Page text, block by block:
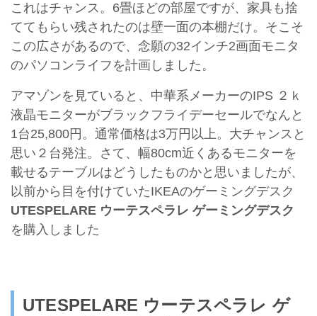
これはチャンス。6畳ほどの部屋ですが、家具も捨
ててもらい残されたのは壁一面の本棚だけ。そこそ
この広さがあるので、念願の32インチ2画面モニタ
のパソコンライフを計画しました。
アマゾンを見ていると、中華系メーカーのIPS ２ｋ
液晶モニターがブラックフライデーセールでなんと
1台25,800円。通常価格は3万円以上。大チャンスと
思い２台発注。さて、幅80cm近くあるモニターを
載せるテーブルはどうしたものかと思いましたが、
以前から目を付けていたIKEAのゲーミングデスク
UTESPELARE ウーテスペラレ ゲーミングデスク
を購入しました
UTESPELARE ウーテスペラレ ゲ